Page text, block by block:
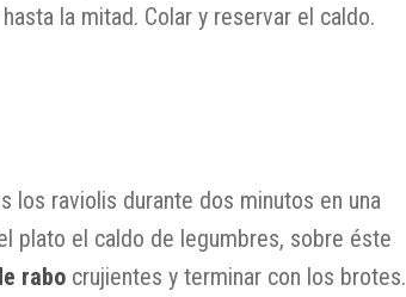
la mitad. Colar y reservar el caldo.
los raviolis durante dos minutos en una
plato el caldo de legumbres, sobre éste
rabo crujientes y terminar con los brotes.